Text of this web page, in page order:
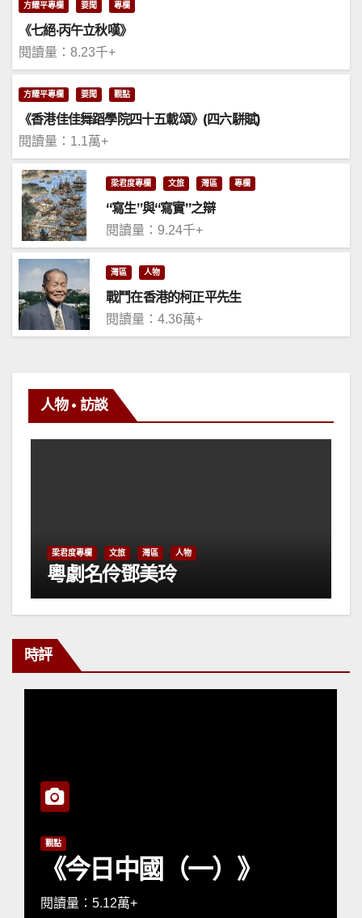
方耀平專欄 要聞 專欄
《七絕·丙午立秋嘆》
閱讀量：8.23千+
方耀平專欄 要聞 觀點
《香港佳佳舞蹈學院四十五載頌》(四六駢賦)
閱讀量：1.1萬+
梁君度專欄 文旅 灣區 專欄
“寫生”與“寫實”之辯
閱讀量：9.24千+
灣區 人物
戰鬥在香港的柯正平先生
閱讀量：4.36萬+
人物 • 訪談
梁君度專欄 文旅 灣區 人物
粵劇名伶鄧美玲
時評
觀點
《今日中國（一）》
閱讀量：5.12萬+